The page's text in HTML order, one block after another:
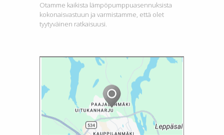
Otamme kaikista lämpöpumppuasennuksista
kokonaisvastuun ja varmistamme, että olet
tyytyväinen ratkaisuusi.